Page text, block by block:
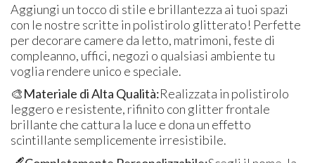
Aggiungi un tocco di stile e brillantezza ai tuoi spazi
con le nostre scritte in polistirolo glitterato! Perfette
per decorare camere da letto, matrimoni, feste di
compleanno, uffici, negozi o qualsiasi ambiente tu
voglia rendere unico e speciale.
🎨Materiale di Alta Qualità:Realizzata in polistirolo
leggero e resistente, rifinito con glitter frontale
brillante che cattura la luce e dona un effetto
scintillante semplicemente irresistibile.